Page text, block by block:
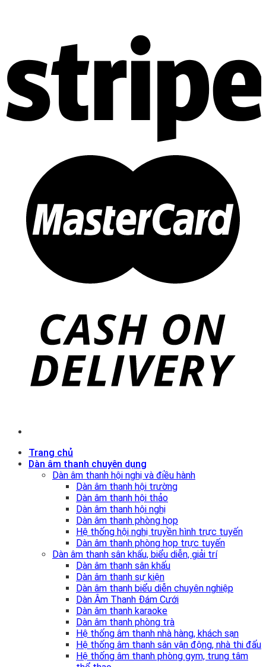
Trang chủ
Dàn âm thanh chuyên dụng
Dàn âm thanh hội nghị và điều hành
Dàn âm thanh hội trường
Dàn âm thanh hội thảo
Dàn âm thanh hội nghị
Dàn âm thanh phòng họp
Hệ thống hội nghị truyền hình trực tuyến
Dàn âm thanh phòng họp trực tuyến
Dàn âm thanh sân khấu, biểu diễn, giải trí
Dàn âm thanh sân khấu
Dàn âm thanh sự kiện
Dàn âm thanh biểu diễn chuyên nghiệp
Dàn Âm Thanh Đám Cưới
Dàn âm thanh karaoke
Dàn âm thanh phòng trà
Hệ thống âm thanh nhà hàng, khách sạn
Hệ thống âm thanh sân vận động, nhà thi đấu
Hệ thống âm thanh phòng gym, trung tâm